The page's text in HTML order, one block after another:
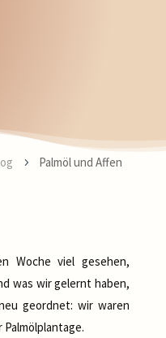
5 Palmöl und Affen
Woche viel gesehen,
was wir gelernt haben,
geordnet: wir waren